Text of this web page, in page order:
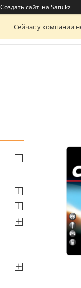
Создать сайт на Satu.kz
Сейчас у компании